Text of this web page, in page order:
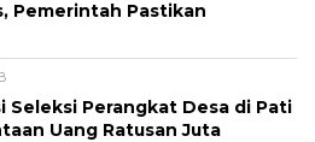
Pemerintah Pastikan
Seleksi Perangkat Desa di Pati
Uang Ratusan Juta